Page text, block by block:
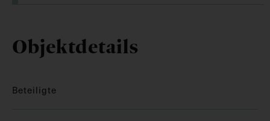
Objektdetails
Beteiligte